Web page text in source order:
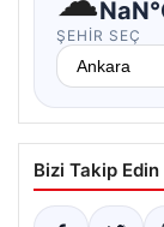
ŞEHIR SEÇ
Bizi Takip Edin